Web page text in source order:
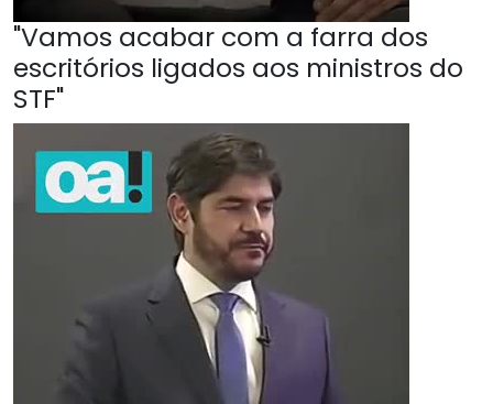
"Vamos acabar com a farra dos
escritórios ligados aos ministros do
STF"